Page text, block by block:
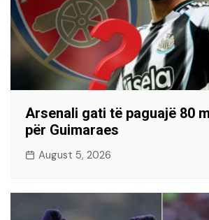
Arsenali gati të paguajë 80
për Guimaraes
August 5, 2026